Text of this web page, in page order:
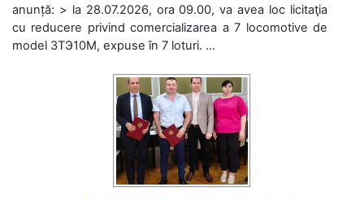
anunță: > la 28.07.2026, ora 09.00, va avea loc licitaţia
cu reducere privind comercializarea a 7 locomotive de
model 3ТЭ10М, expuse în 7 loturi. ...